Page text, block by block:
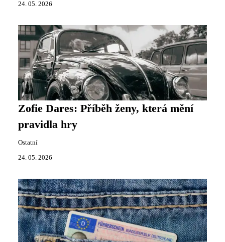
24. 05. 2026
Zofie Dares: Příběh ženy, která mění
pravidla hry
Ostatní
24. 05. 2026